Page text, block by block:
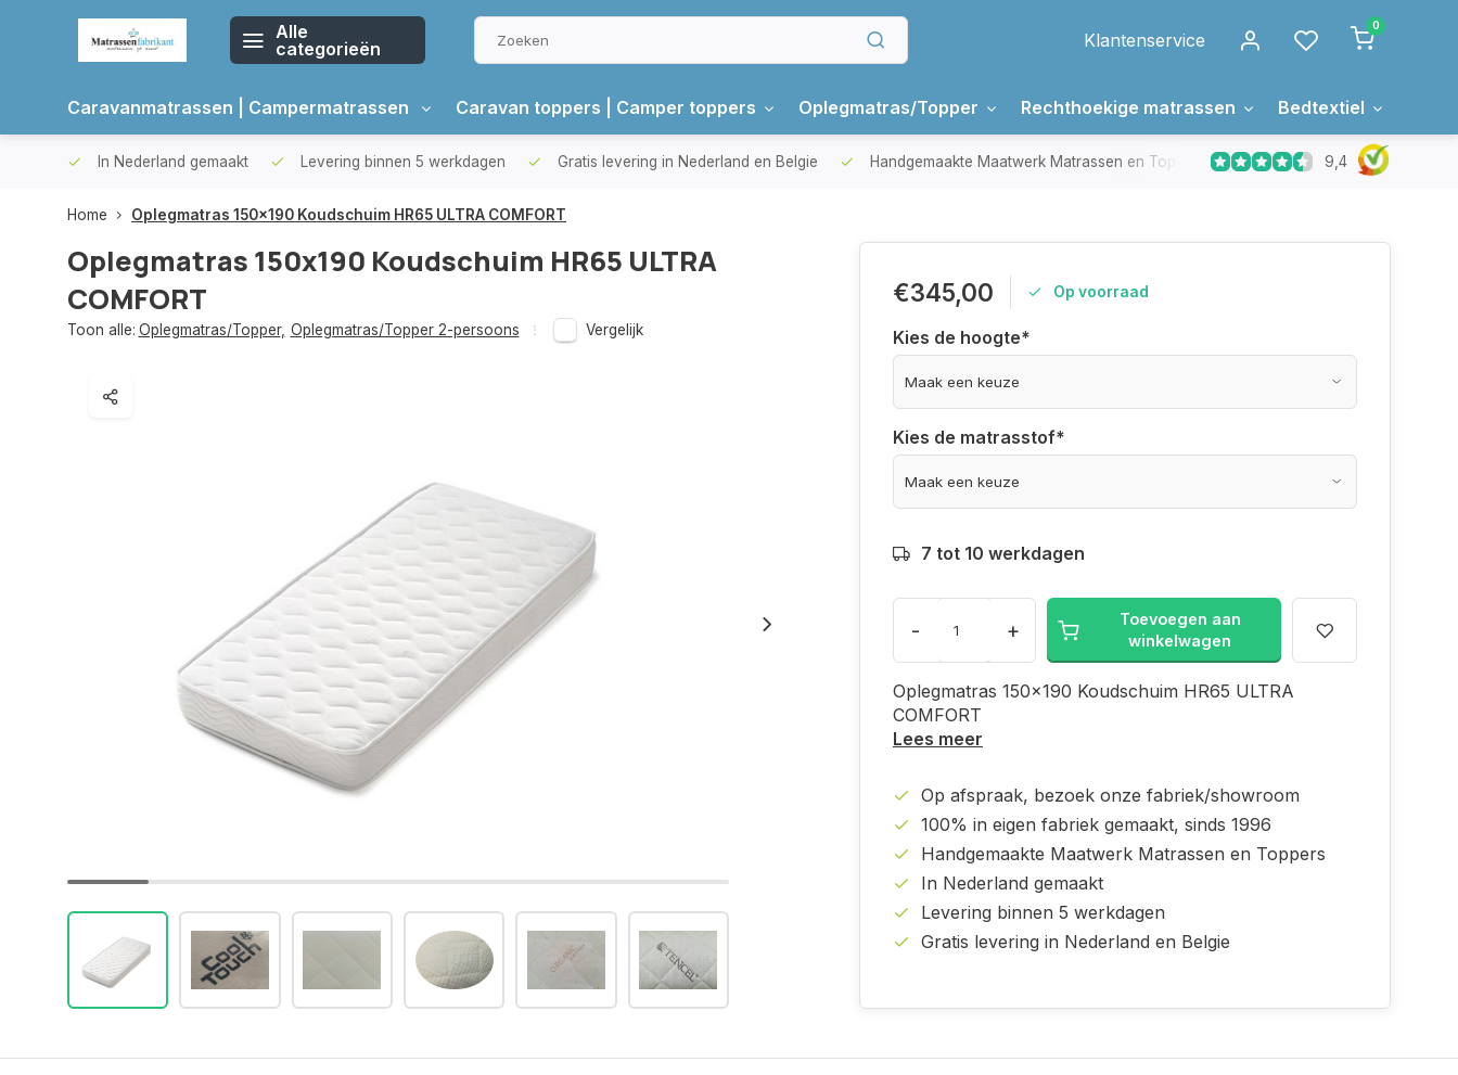
Alle
categorieën
Klantenservice
0
Caravanmatrassen | Campermatrassen Caravan toppers | Camper toppers Oplegmatras/Topper Rechthoekige matrassen Bedtextiel
In Nederland gemaakt Levering binnen 5 werkdagen Gratis levering in Nederland en Belgie Handgemaakte Maatwerk Matrassen en Toppers In Nederland gemaakt
9,4
Home Oplegmatras 150x190 Koudschuim HR65 ULTRA COMFORT
Oplegmatras 150x190 Koudschuim HR65 ULTRA
COMFORT
Toon alle: Oplegmatras/Topper, Oplegmatras/Topper 2-persoons Vergelijk
€345,00 Op voorraad
Kies de hoogte*
Kies de matrasstof*
7 tot 10 werkdagen
- +
Toevoegen aan
winkelwagen
Oplegmatras 150x190 Koudschuim HR65 ULTRA
COMFORT
Lees meer
Op afspraak, bezoek onze fabriek/showroom
100% in eigen fabriek gemaakt, sinds 1996
Handgemaakte Maatwerk Matrassen en Toppers
In Nederland gemaakt
Levering binnen 5 werkdagen
Gratis levering in Nederland en Belgie